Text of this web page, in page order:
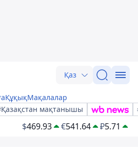
Қаз
ҚұқықМақалалар
мақтанышы
$469.93 €541.64 ₽5.71